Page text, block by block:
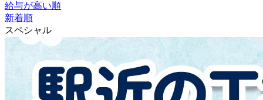
給与が高い順
新着順
スペシャル